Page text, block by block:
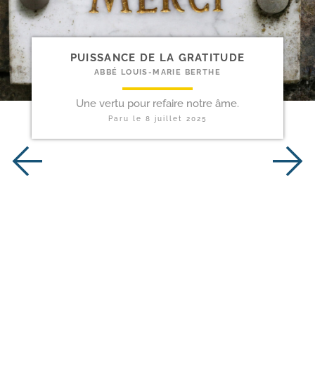
PUISSANCE DE LA GRATITUDE
ABBÉ LOUIS-MARIE BERTHE
Une vertu pour refaire notre âme.
Paru le 8 juillet 2025